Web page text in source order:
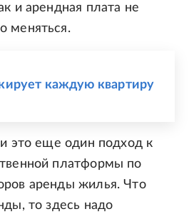
и арендная плата не
меняться.
каждую квартиру
это еще один подход к
платформы по
аренды жилья. Что
то здесь надо